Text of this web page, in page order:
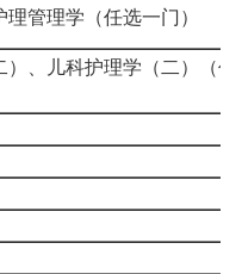
管理学（任选一门）
）、儿科护理学（二）（